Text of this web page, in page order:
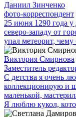
Даниил Зинченко
фото-корреспондент
25 июня 1290 года
северо-западу от
упал метеорит,
Виктория Смирнова
Заместитель
С детства я очень
коллекционирую и
маленькой,
Я люблю кукол,